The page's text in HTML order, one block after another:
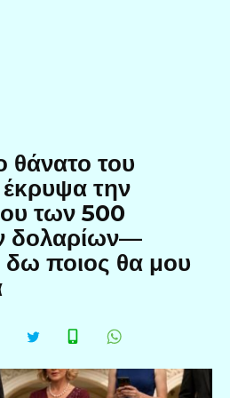
θάνατο του
την
των 500
δολαρίων—
ποιος θα μου